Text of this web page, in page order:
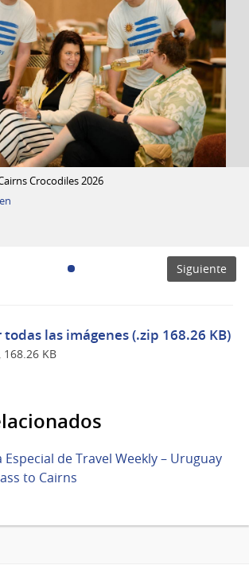
Crocodiles 2026
:
Siguiente
todas las imágenes (.zip 168.26 KB)
KB
de Travel Weekly – Uruguay
to Cairns